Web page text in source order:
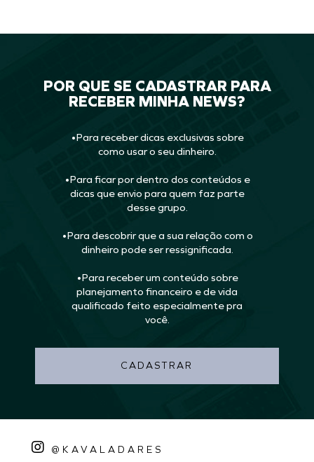
POR QUE SE CADASTRAR PARA
RECEBER MINHA NEWS?
•Para receber dicas exclusivas sobre
como usar o seu dinheiro.
•Para ficar por dentro dos conteúdos e
dicas que envio para quem faz parte
desse grupo.
•Para descobrir que a sua relação com o
dinheiro pode ser ressignificada.
•Para receber um conteúdo sobre
planejamento financeiro e de vida
qualificado feito especialmente pra
você.
CADASTRAR
@KAVALADARES